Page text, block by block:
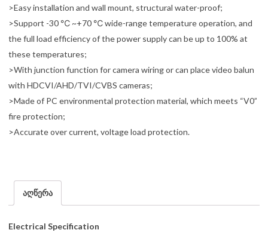
>Easy installation and wall mount, structural water-proof;
>Support -30 ℃ ~+70 ℃ wide-range temperature operation, and
the full load efficiency of the power supply can be up to 100% at
these temperatures;
>With junction function for camera wiring or can place video balun
with HDCVI/AHD/TVI/CVBS cameras;
>Made of PC environmental protection material, which meets “V0”
fire protection;
>Accurate over current, voltage load protection.
აღწერა
Electrical Specification